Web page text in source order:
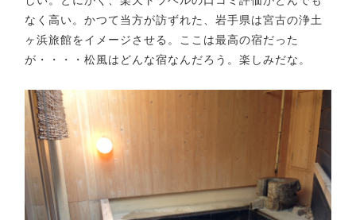
なく高い。かつて当方が訪ずれた、岩手県は宮古の浄土
ヶ浜旅館をイメージさせる。ここは最高の宿だった
が・・・・松風はどんな宿なんだろう。楽しみだな。